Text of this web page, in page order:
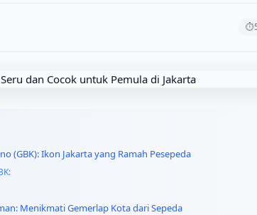
⏱
(GBK): Ikon Jakarta yang Ramah Pesepeda
Menikmati Gemerlap Kota dari Sepeda